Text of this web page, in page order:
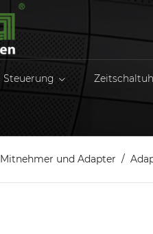
Steuerung
Mitnehmer und Adapter